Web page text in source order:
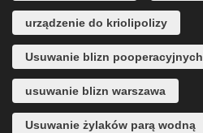
urządzenie do kriolipolizy
Usuwanie blizn pooperacyjnych
usuwanie blizn warszawa
Usuwanie żylaków parą wodną